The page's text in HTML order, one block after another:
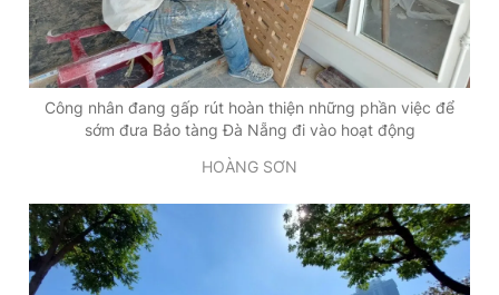
Công nhân đang gấp rút hoàn thiện những phần việc để
sớm đưa Bảo tàng Đà Nẵng đi vào hoạt động
HOÀNG SƠN